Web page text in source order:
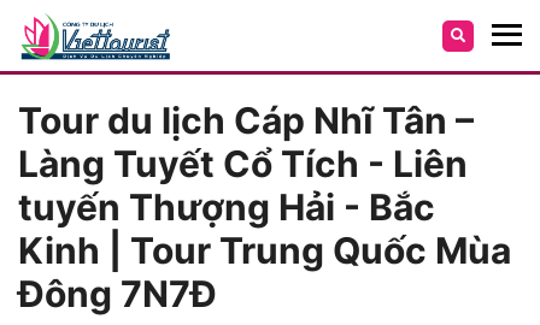
Tour du lịch Cáp Nhĩ Tân –
Làng Tuyết Cổ Tích - Liên
tuyến Thượng Hải - Bắc
Kinh | Tour Trung Quốc Mùa
Đông 7N7Đ